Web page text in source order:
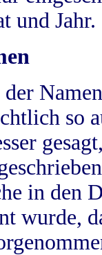
und Jahr.
so
in
wurde,